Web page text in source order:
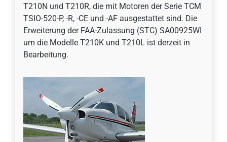
T210N und T210R, die mit Motoren der Serie TCM
TSIO-520-P, -R, -CE und -AF ausgestattet sind. Die
Erweiterung der FAA-Zulassung (STC) SA00925WI
um die Modelle T210K und T210L ist derzeit in
Bearbeitung.